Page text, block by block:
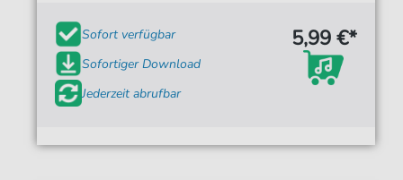
Sofort verfügbar
Sofortiger Download
Jederzeit abrufbar
5,99 €*